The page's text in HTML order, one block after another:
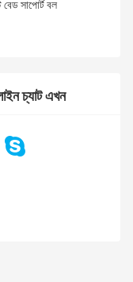
বেড সাপোর্ট বল
চ্যাট এখন